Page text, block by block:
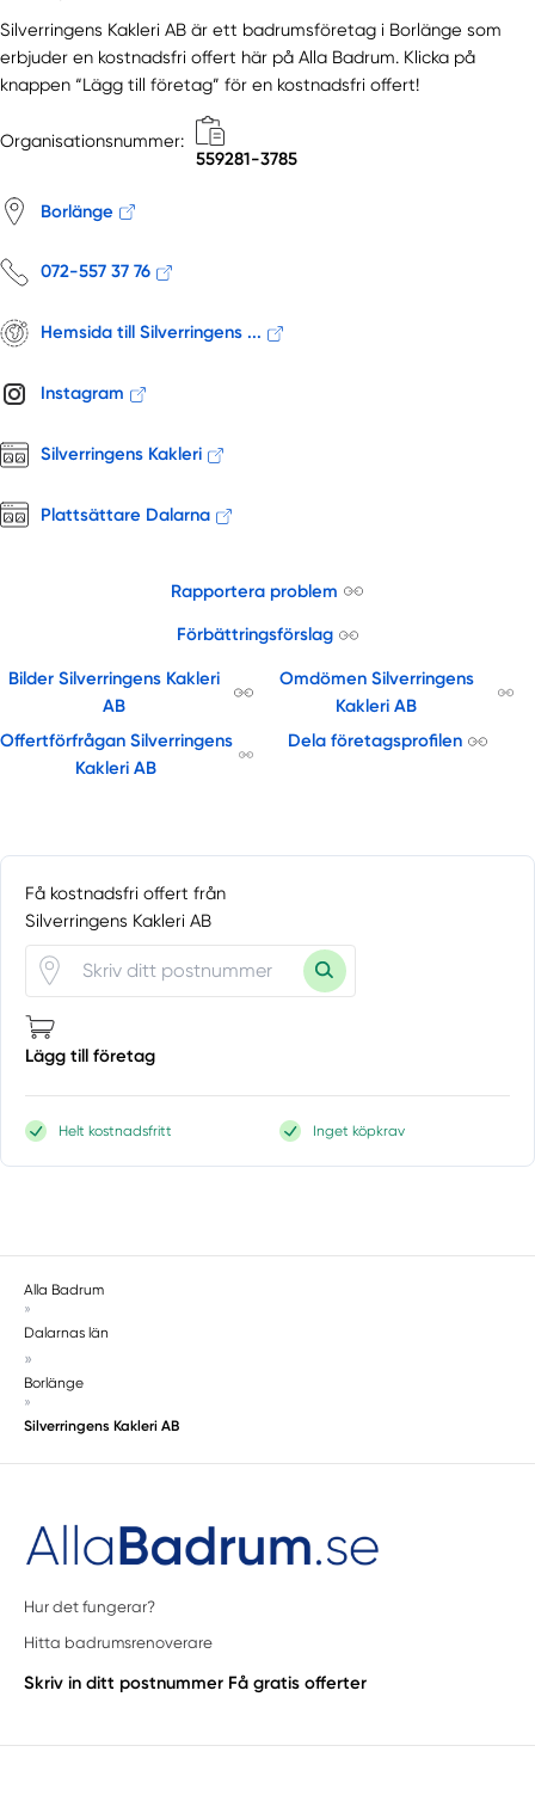
Silverringens Kakleri AB är ett badrumsföretag i Borlänge som
erbjuder en kostnadsfri offert här på Alla Badrum. Klicka på
knappen “Lägg till företag” för en kostnadsfri offert!
Organisationsnummer:
559281-3785
Borlänge
072-557 37 76
Hemsida till Silverringens ...
Instagram
Silverringens Kakleri
Plattsättare Dalarna
Rapportera problem
Förbättringsförslag
Bilder Silverringens Kakleri
AB
Omdömen Silverringens
Kakleri AB
Offertförfrågan Silverringens
Kakleri AB
Dela företagsprofilen
Få kostnadsfri offert från
Silverringens Kakleri AB
Lägg till företag
Helt kostnadsfritt Inget köpkrav
Alla Badrum
»
Dalarnas län
»
Borlänge
»
Silverringens Kakleri AB
Hur det fungerar?
Hitta badrumsrenoverare
Skriv in ditt postnummer Få gratis offerter